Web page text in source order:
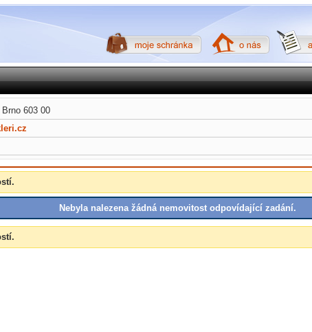
603 00
Nebyla nalezena žádná nemovitost odpovídající zadání.